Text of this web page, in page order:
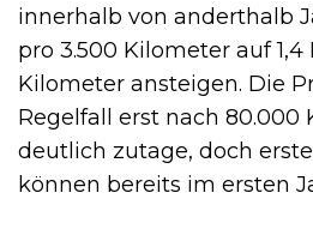
innerhalb von anderthalb
pro 3.500 Kilometer auf 1,4
Kilometer ansteigen. Die
Regelfall erst nach 80.000
deutlich zutage, doch
können bereits im ersten